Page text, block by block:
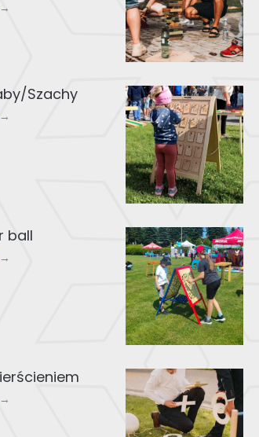
Szachy
ball